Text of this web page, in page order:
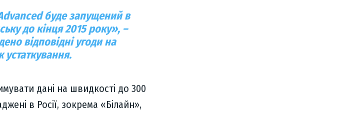
буде запущений в
до кінця 2015 року», –
відповідні угоди на
устаткування.
дані на швидкості до 300
в Росії, зокрема «Білайн»,